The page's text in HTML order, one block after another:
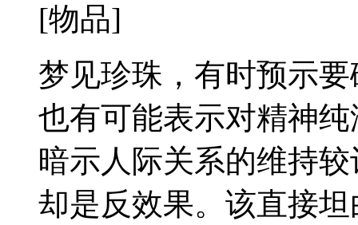
[物品]
梦见珍珠，有时预示
也有可能表示对精神
暗示人际关系的维持
却是反效果。该直接